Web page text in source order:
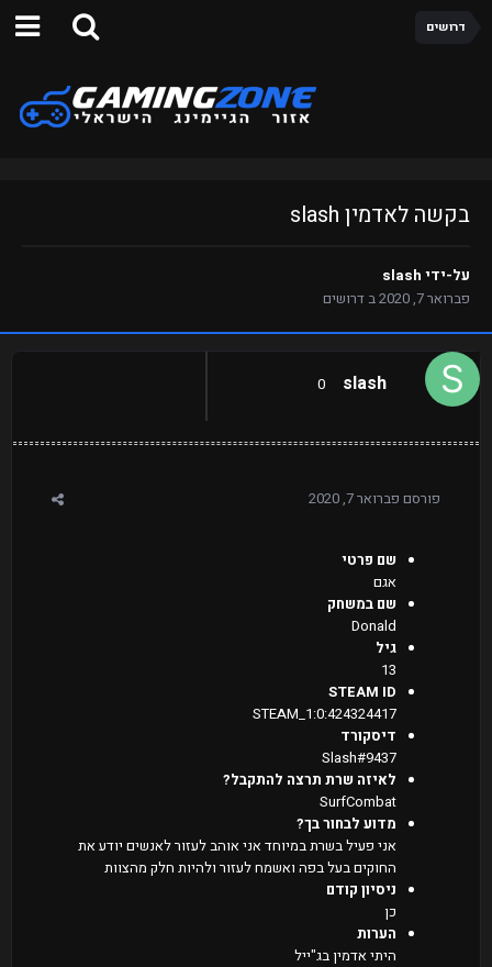
דרושים
בקשה לאדמין slash
על-ידי slash
פברואר 7, 2020
בדרושים
slash
0
פורסם פברואר 7, 2020
שם פרטי
אגם
שם במשחק
Donald
גיל
13
STEAM ID
STEAM_1:0:424324417
דיסקורד
Slash#9437
לאיזה שרת תרצה להתקבל?
SurfCombat
מדוע לבחור בך?
אני פעיל בשרת במיוחד אני אוהב לעזור לאנשים יודע את
החוקים בעל בפה ואשמח לעזור ולהיות חלק מהצוות
ניסיון קודם
כן
הערות
היתי אדמין בג"ייל